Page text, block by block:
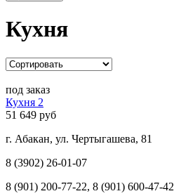
Кухня
под заказ
Кухня 2
51 649 руб
г. Абакан, ул. Чертыгашева, 81
8 (3902) 26-01-07
8 (901) 200-77-22, 8 (901) 600-47-42